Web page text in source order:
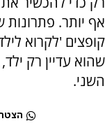
אף יותר.
קופצים 'לקרוא
שהוא עדיין רק
השני.